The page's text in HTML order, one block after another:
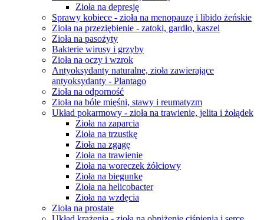
Zioła na depresję
Sprawy kobiece - zioła na menopauzę i libido żeńskie
Zioła na przeziębienie - zatoki, gardło, kaszel
Zioła na pasożyty
Bakterie wirusy i grzyby
Zioła na oczy i wzrok
Antyoksydanty naturalne, zioła zawierające
antyoksydanty - Plantago
Zioła na odporność
Zioła na bóle mięśni, stawy i reumatyzm
Układ pokarmowy - zioła na trawienie, jelita i żołądek
Zioła na zaparcia
Zioła na trzustkę
Zioła na zgagę
Zioła na trawienie
Zioła na woreczek żółciowy
Zioła na biegunkę
Zioła na helicobacter
Zioła na wzdęcia
Zioła na prostate